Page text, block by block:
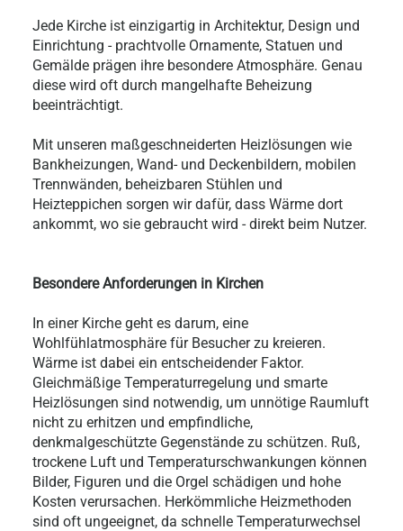
Jede Kirche ist einzigartig in Architektur, Design und
Einrichtung - prachtvolle Ornamente, Statuen und
Gemälde prägen ihre besondere Atmosphäre. Genau
diese wird oft durch mangelhafte Beheizung
beeinträchtigt.
Mit unseren maßgeschneiderten Heizlösungen wie
Bankheizungen, Wand- und Deckenbildern, mobilen
Trennwänden, beheizbaren Stühlen und
Heizteppichen sorgen wir dafür, dass Wärme dort
ankommt, wo sie gebraucht wird - direkt beim Nutzer.
Besondere Anforderungen in Kirchen
In einer Kirche geht es darum, eine
Wohlfühlatmosphäre für Besucher zu kreieren.
Wärme ist dabei ein entscheidender Faktor.
Gleichmäßige Temperaturregelung und smarte
Heizlösungen sind notwendig, um unnötige Raumluft
nicht zu erhitzen und empfindliche,
denkmalgeschützte Gegenstände zu schützen. Ruß,
trockene Luft und Temperaturschwankungen können
Bilder, Figuren und die Orgel schädigen und hohe
Kosten verursachen. Herkömmliche Heizmethoden
sind oft ungeeignet, da schnelle Temperaturwechsel